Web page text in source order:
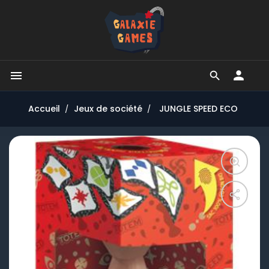


Accueil Jeux de société JUNGLE SPEED ECO